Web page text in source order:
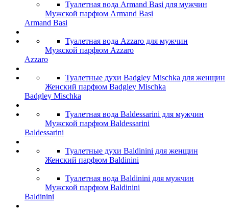
Туалетная вода Armand Basi для мужчин
Мужской парфюм Armand Basi
Armand Basi
Туалетная вода Azzaro для мужчин
Мужской парфюм Azzaro
Azzaro
Туалетные духи Badgley Mischka для женщин
Женский парфюм Badgley Mischka
Badgley Mischka
Туалетная вода Baldessarini для мужчин
Мужской парфюм Baldessarini
Baldessarini
Туалетные духи Baldinini для женщин
Женский парфюм Baldinini
Туалетная вода Baldinini для мужчин
Мужской парфюм Baldinini
Baldinini